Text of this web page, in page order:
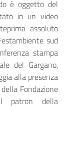
è oggetto del
in un video
assoluto
sud
stampa
del Gargano,
alla presenza
Fondazione
patron della